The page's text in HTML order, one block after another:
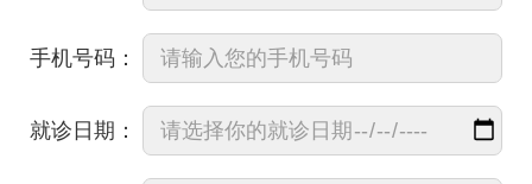
手机号码：
就诊日期：